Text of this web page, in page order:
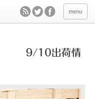
menu
9/10出荷情